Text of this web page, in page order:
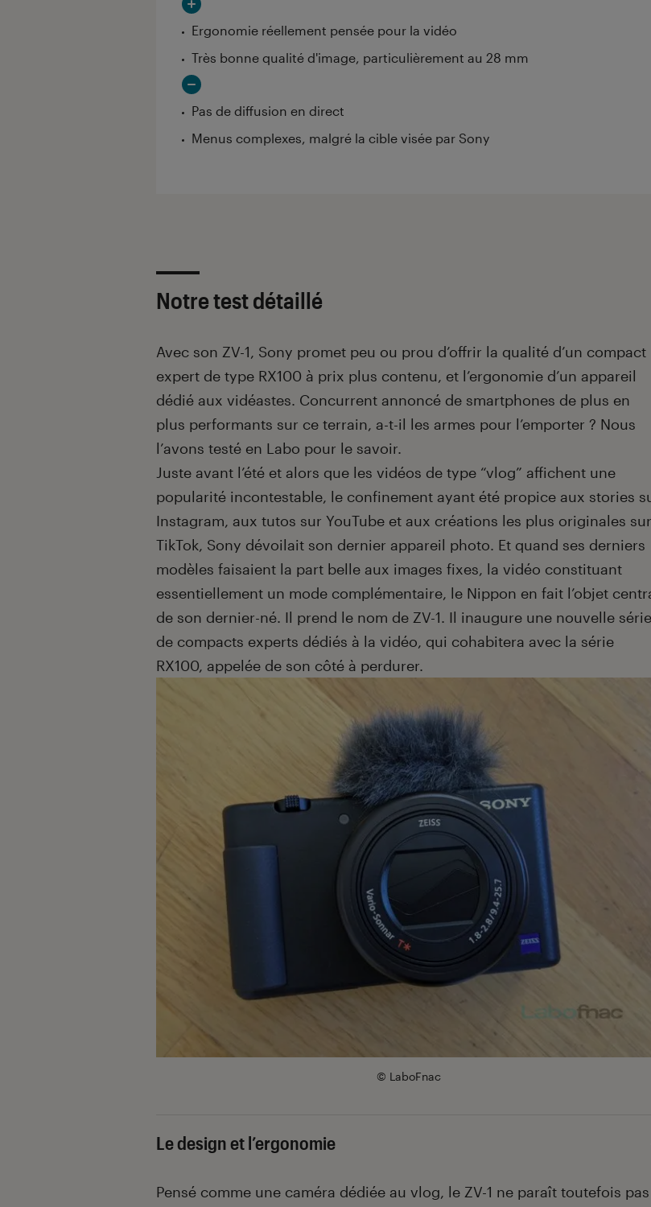
Ergonomie réellement pensée pour la vidéo
Très bonne qualité d'image, particulièrement au 28 mm
Pas de diffusion en direct
Menus complexes, malgré la cible visée par Sony
Notre test détaillé
Avec son ZV-1, Sony promet peu ou prou d’offrir la qualité d’un compact
expert de type RX100 à prix plus contenu, et l’ergonomie d’un appareil
dédié aux vidéastes. Concurrent annoncé de smartphones de plus en
plus performants sur ce terrain, a-t-il les armes pour l’emporter ? Nous
l’avons testé en Labo pour le savoir.
Juste avant l’été et alors que les vidéos de type “vlog” affichent une
popularité incontestable, le confinement ayant été propice aux stories
Instagram, aux tutos sur YouTube et aux créations les plus originales sur
TikTok, Sony dévoilait son dernier appareil photo. Et quand ses derniers
modèles faisaient la part belle aux images fixes, la vidéo constituant
essentiellement un mode complémentaire, le Nippon en fait l’objet
de son dernier-né. Il prend le nom de ZV-1. Il inaugure une nouvelle série
de compacts experts dédiés à la vidéo, qui cohabitera avec la série
RX100, appelée de son côté à perdurer.
© LaboFnac
Le design et l’ergonomie
Pensé comme une caméra dédiée au vlog, le ZV-1 ne paraît toutefois pas